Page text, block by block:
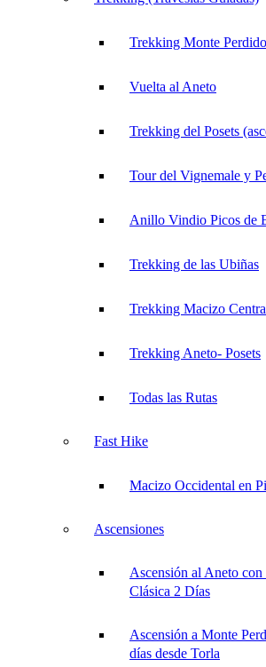
Trekking Monte
Vuelta al Aneto
Trekking del Posets
Tour del Vignemale y
Anillo Vindio Picos de
Trekking de las Ubiñas
Trekking Macizo
Trekking Aneto- Posets
Todas las Rutas
Fast Hike
Macizo Occidental en
Ascensiones
Ascensión al Aneto
Clásica 2 Días
Ascensión a Monte
días desde Torla